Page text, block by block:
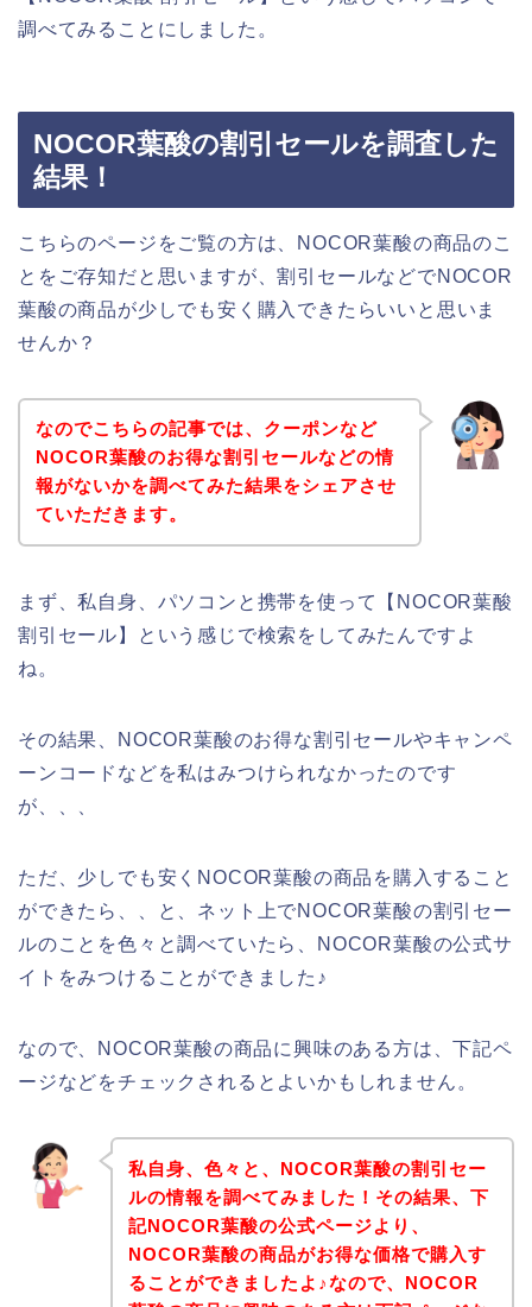
調べてみることにしました。
NOCOR葉酸の割引セールを調査した
結果！
こちらのページをご覧の方は、NOCOR葉酸の商品のこ
とをご存知だと思いますが、割引セールなどでNOCOR
葉酸の商品が少しでも安く購入できたらいいと思いま
せんか？
なのでこちらの記事では、クーポンなど
NOCOR葉酸のお得な割引セールなどの情
報がないかを調べてみた結果をシェアさせ
ていただきます。
まず、私自身、パソコンと携帯を使って【NOCOR葉酸
割引セール】という感じで検索をしてみたんですよ
ね。
その結果、NOCOR葉酸のお得な割引セールやキャンペ
ーンコードなどを私はみつけられなかったのです
が、、、
ただ、少しでも安くNOCOR葉酸の商品を購入すること
ができたら、、と、ネット上でNOCOR葉酸の割引セー
ルのことを色々と調べていたら、NOCOR葉酸の公式サ
イトをみつけることができました♪
なので、NOCOR葉酸の商品に興味のある方は、下記ペ
ージなどをチェックされるとよいかもしれません。
私自身、色々と、NOCOR葉酸の割引セー
ルの情報を調べてみました！その結果、下
記NOCOR葉酸の公式ページより、
NOCOR葉酸の商品がお得な価格で購入す
ることができましたよ♪なので、NOCOR